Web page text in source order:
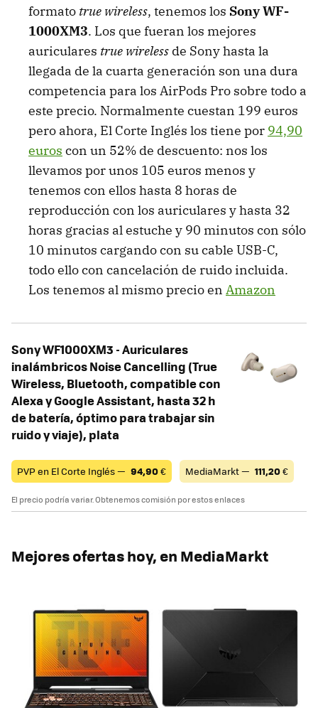
formato true wireless, tenemos los Sony WF-
1000XM3. Los que fueran los mejores
auriculares true wireless de Sony hasta la
llegada de la cuarta generación son una dura
competencia para los AirPods Pro sobre todo a
este precio. Normalmente cuestan 199 euros
pero ahora, El Corte Inglés los tiene por 94,90
euros con un 52% de descuento: nos los
llevamos por unos 105 euros menos y
tenemos con ellos hasta 8 horas de
reproducción con los auriculares y hasta 32
horas gracias al estuche y 90 minutos con sólo
10 minutos cargando con su cable USB-C,
todo ello con cancelación de ruido incluida.
Los tenemos al mismo precio en Amazon
Sony WF1000XM3 - Auriculares
inalámbricos Noise Cancelling (True
Wireless, Bluetooth, compatible con
Alexa y Google Assistant, hasta 32 h
de batería, óptimo para trabajar sin
ruido y viaje), plata
PVP en El Corte Inglés — 94,90€ MediaMarkt — 111,20€
El precio podría variar. Obtenemos comisión por estos enlaces
Mejores ofertas hoy, en MediaMarkt